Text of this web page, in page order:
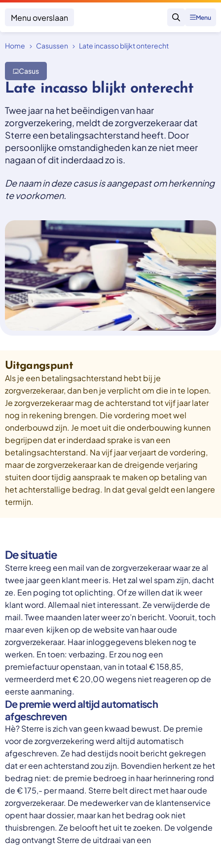
Menu overslaan
Zoeken
Menu
Klacht indienen Mijn klacht
Onderwerpen
Zorgverzekering betalen
Vergoeding van zorg
Zorg in het buitenland
Nieuw in Nederland
Geen zorgverzekering
Overheid moet proactief
ondersteuning bieden bij schulden, niet
ondersteuning, zoals automatische zorgtoeslag. Zo
voorkomt de overheid schulden, vermindert stress
en blijft noodzakelijke zorg toegankelijk.
Lees meer
Uitspraken
Trainingen
Over SKGZ
Nieuws
Casussen
Contact
Select a language
Nederlands
English
Deutsch
Polski
Romana
български
Українська
Espanol
Home Casussen Late incasso blijkt onterecht
Late incasso blijkt onterecht
Casus
Twee jaar na het beëindigen van haar
zorgverzekering, meldt de zorgverzekeraar dat
Sterre een betalingsachterstand heeft. Door
persoonlijke omstandigheden kan ze niet meer
nagaan of dit inderdaad zo is.
De naam in deze casus is aangepast om herkenning
te voorkomen.
Uitgangspunt
Als je een betalingsachterstand hebt bij je
zorgverzekeraar, dan ben je verplicht om die in te lopen.
Je zorgverzekeraar mag de achterstand tot vijf jaar later
nog in rekening brengen. Die vordering moet wel
onderbouwd zijn. Je moet uit die onderbouwing kunnen
begrijpen dat er inderdaad sprake is van een
betalingsachterstand. Na vijf jaar verjaart de vordering,
maar de zorgverzekeraar kan de dreigende verjaring
stuiten door tijdig aanspraak te maken op betaling van
het achterstallige bedrag. In dat geval geldt een langere
termijn.
De situatie
Sterre kreeg een mail van de zorgverzekeraar waar ze al
twee jaar geen klant meer is. Het zal wel spam zijn, dacht
ze. Een poging tot oplichting. Of ze willen dat ik weer
klant word. Allemaal niet interessant. Ze verwijderde de
mail. Twee maanden later weer zo’n bericht. Vooruit, toch
maar even kijken op de website van haar oude
zorgverzekeraar. Haar inloggegevens bleken nog te
werken. En toen: verbazing. Er zou nog een
premiefactuur openstaan, van in totaal € 158,85,
vermeerderd met € 20,00 wegens niet reageren op de
eerste aanmaning.
De premie werd altijd automatisch
afgeschreven
Hè? Sterre is zich van geen kwaad bewust. De premie
voor de zorgverzekering werd altijd automatisch
afgeschreven. Ze had destijds nooit bericht gekregen
dat er een achterstand zou zijn. Bovendien herkent ze het
bedrag niet: de premie bedroeg in haar herinnering rond
de € 175,- per maand. Sterre belt direct met haar oude
zorgverzekeraar. De medewerker van de klantenservice
opent haar dossier, maar kan het bedrag ook niet
thuisbrengen. Ze belooft het uit te zoeken. De volgende
dag ontvangt Sterre de uitdraai van een